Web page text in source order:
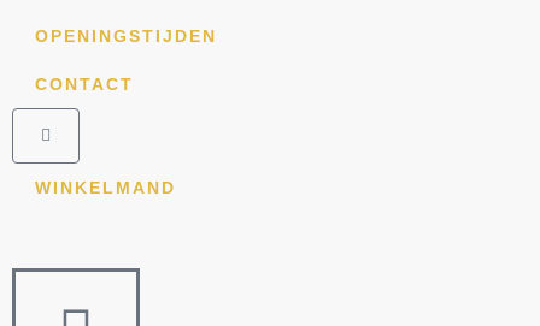
inhoud
OPENINGSTIJDEN
CONTACT
Winkelwagen
WINKELMAND